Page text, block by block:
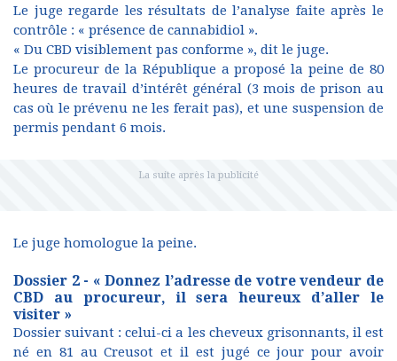
Le juge regarde les résultats de l’analyse faite après le
contrôle : « présence de cannabidiol ».
« Du CBD visiblement pas conforme », dit le juge.
Le procureur de la République a proposé la peine de 80
heures de travail d’intérêt général (3 mois de prison au
cas où le prévenu ne les ferait pas), et une suspension de
permis pendant 6 mois.
Le juge homologue la peine.
Dossier 2 - « Donnez l’adresse de votre vendeur de
CBD au procureur, il sera heureux d’aller le
visiter »
Dossier suivant : celui-ci a les cheveux grisonnants, il est
né en 81 au Creusot et il est jugé ce jour pour avoir